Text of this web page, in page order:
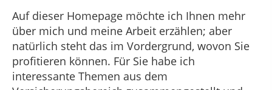
Auf dieser Homepage möchte ich Ihnen mehr
über mich und meine Arbeit erzählen; aber
natürlich steht das im Vordergrund, wovon Sie
profitieren können. Für Sie habe ich
interessante Themen aus dem